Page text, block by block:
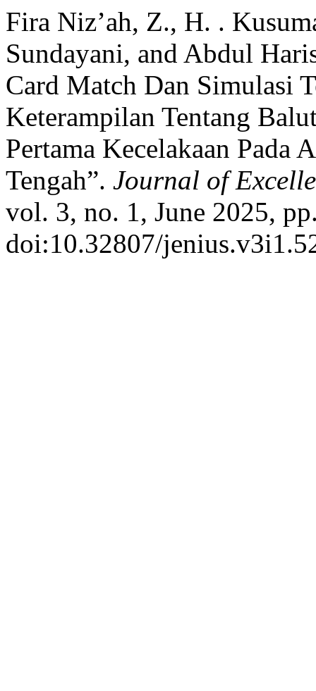
Fira Niz’ah, Z., H. .
Sundayani, and Abdul
Card Match Dan Simulasi
Keterampilan Tentang
Pertama Kecelakaan
Tengah”. Journal of
vol. 3, no. 1, June 2025,
doi:10.32807/